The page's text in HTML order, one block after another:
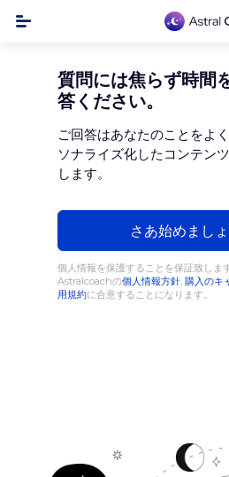
質問には焦らず時間
答ください。
ご回答はあなたのことをよ
ソナライズ化したコンテン
します。
さあ始めましょ
個人情報を保護することを保証致しま
Astralcoachの個人情報方針, 購入のキ
用規約に合意することになります。